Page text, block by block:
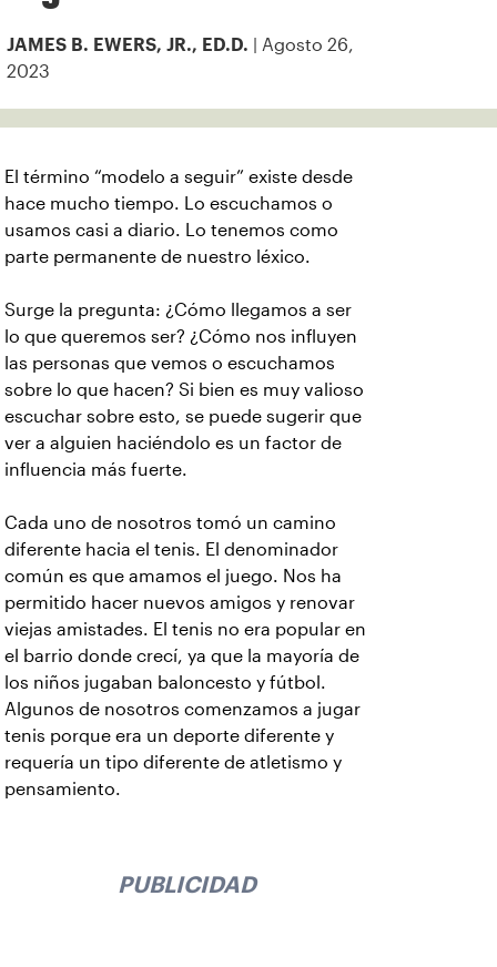
JAMES B. EWERS, JR., ED.D.
| Agosto 26,
2023
El término “modelo a seguir” existe desde
hace mucho tiempo. Lo escuchamos o
usamos casi a diario. Lo tenemos como
parte permanente de nuestro léxico.
Surge la pregunta: ¿Cómo llegamos a ser
lo que queremos ser? ¿Cómo nos influyen
las personas que vemos o escuchamos
sobre lo que hacen? Si bien es muy valioso
escuchar sobre esto, se puede sugerir que
ver a alguien haciéndolo es un factor de
influencia más fuerte.
Cada uno de nosotros tomó un camino
diferente hacia el tenis. El denominador
común es que amamos el juego. Nos ha
permitido hacer nuevos amigos y renovar
viejas amistades. El tenis no era popular en
el barrio donde crecí, ya que la mayoría de
los niños jugaban baloncesto y fútbol.
Algunos de nosotros comenzamos a jugar
tenis porque era un deporte diferente y
requería un tipo diferente de atletismo y
pensamiento.
PUBLICIDAD